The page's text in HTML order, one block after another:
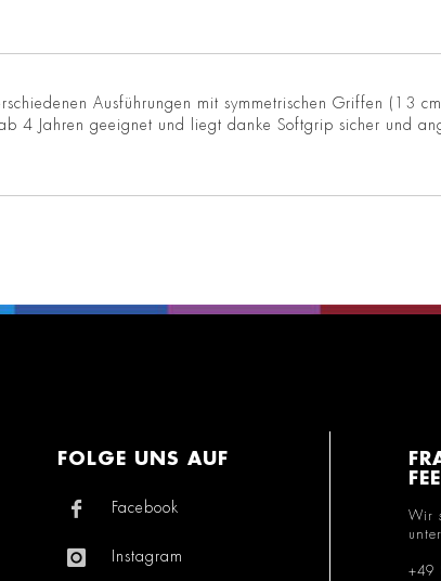
Ausführungen mit symmetrischen Griffen (13
4 Jahren geeignet und liegt danke Softgrip sicher und
FOLGE UNS AUF
Facebook
Instagram
Wir
+49